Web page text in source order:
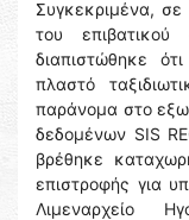
Συγκεκριμένα,
του
διαπιστώθηκε
πλαστό
παράνομα στο
δεδομένων SIS
βρέθηκε
επιστροφής για
Λιμεναρχείο